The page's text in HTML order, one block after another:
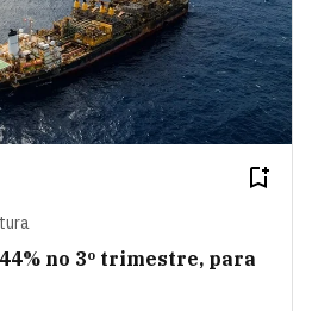
no 3º trimestre, para